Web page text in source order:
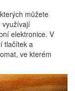
můžete
využívají
elektronice. V
tlačítek a
ve kterém